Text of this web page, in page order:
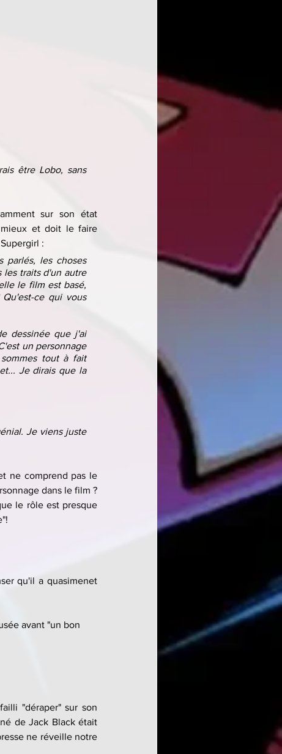
être Lobo, sans
sur son état
et doit le faire
:
parlés, les choses
les traits d'un autre
le film est basé,
ce qui vous
dessinée que j'ai
un personnage
tout à fait
Je dirais que la
Je viens juste
ne comprend pas le
dans le film ?
le rôle est presque
qu'il a quasimenet
avant "un bon
"déraper" sur son
de Jack Black était
ne réveille notre